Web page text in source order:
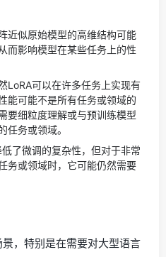
近似原始模型的高维结构可能
而影响模型在某些任务上的性
LoRA可以在许多任务上实现有
能可能不是所有任务或领域的
要细粒度理解或与预训练模型
任务或领域。
了微调的复杂性，但对于非常
务或领域时，它可能仍然需要
，特别是在需要对大型语言